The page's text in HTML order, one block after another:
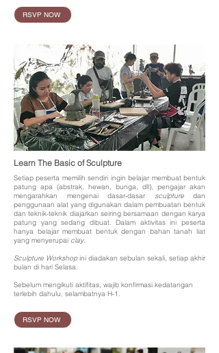
RSVP NOW
Learn The Basic of Sculpture
Setiap peserta memilih sendiri ingin belajar membuat bentuk
patung apa (abstrak, hewan, bunga, dll), pengajar akan
mengarahkan mengenai dasar-dasar
sculpturedan
penggunaan alat yang digunakan dalam pembuatan bentuk
dan teknik-teknik diajarkan seiring bersamaan dengan karya
patung yang sedang dibuat. Dalam aktivitas ini peserta
hanya belajar membuat bentuk dengan bahan tanah liat
yang menyerupai clay.
Sculpture Workshopini diadakan sebulan sekali, setiap akhir
bulan di hari Selasa.
Sebelum mengikuti aktifitas, wajib konfirmasi kedatangan
terlebih dahulu, selambatnya H-1.
RSVP NOW